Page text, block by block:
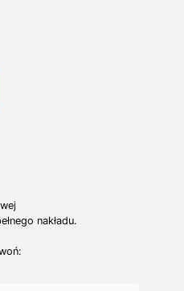
nakładu.